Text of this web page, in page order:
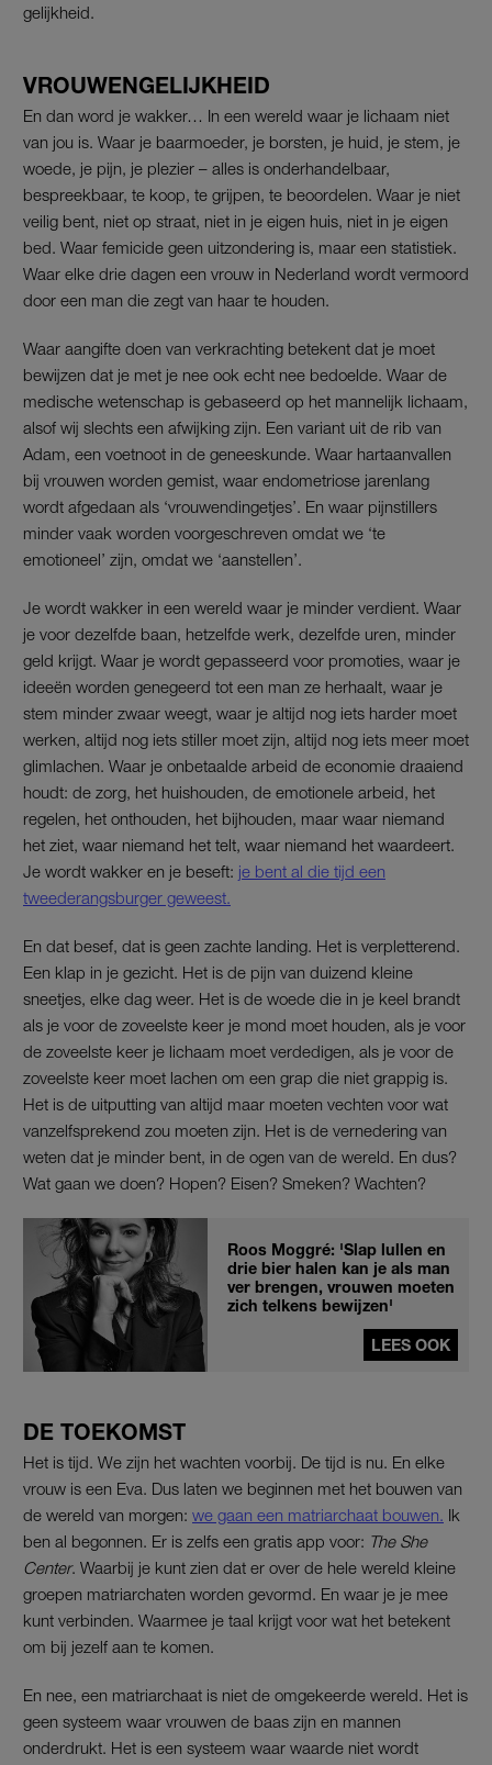
gelijkheid.
VROUWENGELIJKHEID
En dan word je wakker… In een wereld waar je lichaam niet
van jou is. Waar je baarmoeder, je borsten, je huid, je stem, je
woede, je pijn, je plezier – alles is onderhandelbaar,
bespreekbaar, te koop, te grijpen, te beoordelen. Waar je niet
veilig bent, niet op straat, niet in je eigen huis, niet in je eigen
bed. Waar femicide geen uitzondering is, maar een statistiek.
Waar elke drie dagen een vrouw in Nederland wordt vermoord
door een man die zegt van haar te houden.
Waar aangifte doen van verkrachting betekent dat je moet
bewijzen dat je met je nee ook echt nee bedoelde. Waar de
medische wetenschap is gebaseerd op het mannelijk lichaam,
alsof wij slechts een afwijking zijn. Een variant uit de rib van
Adam, een voetnoot in de geneeskunde. Waar hartaanvallen
bij vrouwen worden gemist, waar endometriose jarenlang
wordt afgedaan als ‘vrouwendingetjes’. En waar pijnstillers
minder vaak worden voorgeschreven omdat we ‘te
emotioneel’ zijn, omdat we ‘aanstellen’.
Je wordt wakker in een wereld waar je minder verdient. Waar
je voor dezelfde baan, hetzelfde werk, dezelfde uren, minder
geld krijgt. Waar je wordt gepasseerd voor promoties, waar je
ideeën worden genegeerd tot een man ze herhaalt, waar je
stem minder zwaar weegt, waar je altijd nog iets harder moet
werken, altijd nog iets stiller moet zijn, altijd nog iets meer moet
glimlachen. Waar je onbetaalde arbeid de economie draaiend
houdt: de zorg, het huishouden, de emotionele arbeid, het
regelen, het onthouden, het bijhouden, maar waar niemand
het ziet, waar niemand het telt, waar niemand het waardeert.
Je wordt wakker en je beseft: je bent al die tijd een
tweederangsburger geweest.
En dat besef, dat is geen zachte landing. Het is verpletterend.
Een klap in je gezicht. Het is de pijn van duizend kleine
sneetjes, elke dag weer. Het is de woede die in je keel brandt
als je voor de zoveelste keer je mond moet houden, als je voor
de zoveelste keer je lichaam moet verdedigen, als je voor de
zoveelste keer moet lachen om een grap die niet grappig is.
Het is de uitputting van altijd maar moeten vechten voor wat
vanzelfsprekend zou moeten zijn. Het is de vernedering van
weten dat je minder bent, in de ogen van de wereld. En dus?
Wat gaan we doen? Hopen? Eisen? Smeken? Wachten?
Roos Moggré: 'Slap lullen en
drie bier halen kan je als man
ver brengen, vrouwen moeten
zich telkens bewijzen'
LEES OOK
DE TOEKOMST
Het is tijd. We zijn het wachten voorbij. De tijd is nu. En elke
vrouw is een Eva. Dus laten we beginnen met het bouwen van
de wereld van morgen: we gaan een matriarchaat bouwen. Ik
ben al begonnen. Er is zelfs een gratis app voor: The She
Center. Waarbij je kunt zien dat er over de hele wereld kleine
groepen matriarchaten worden gevormd. En waar je je mee
kunt verbinden. Waarmee je taal krijgt voor wat het betekent
om bij jezelf aan te komen.
En nee, een matriarchaat is niet de omgekeerde wereld. Het is
geen systeem waar vrouwen de baas zijn en mannen
onderdrukt. Het is een systeem waar waarde niet wordt